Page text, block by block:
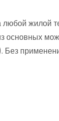
жилой
основных